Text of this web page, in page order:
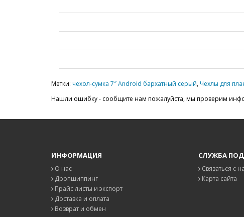
Метки: чехол-сумка 7″ Android бархатный серый,Чехлы для
Нашли ошибку - сообщите нам пожалуйста, мы проверим
ИНФОРМАЦИЯ
О нас
Дропшиппинг
Прайс листы и экспорт
Доставка и оплата
Возврат и обмен
СЛУЖБА
Связаться с
Карта сайта